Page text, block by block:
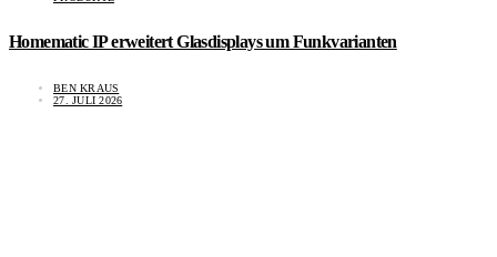
Homematic IP erweitert Glasdisplays um Funkvarianten
BEN KRAUS
27. JULI 2026